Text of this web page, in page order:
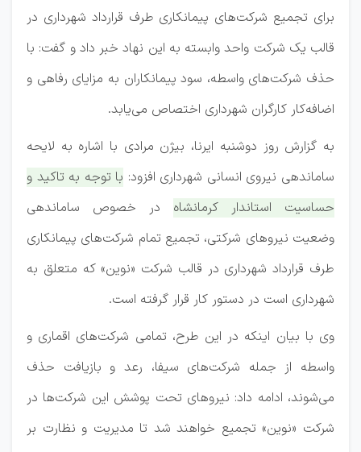
برای تجمیع شرکت‌های پیمانکاری طرف قرارداد شهرداری در
قالب یک شرکت واحد وابسته به این نهاد خبر داد و گفت: با
حذف شرکت‌های واسطه، سود پیمانکاران به مزایای رفاهی و
اضافه‌کار کارگران شهرداری اختصاص می‌یابد.
به گزارش روز دوشنبه ایرنا، بیژن مرادی با اشاره به لایحه
ساماندهی نیروی انسانی شهرداری افزود: با توجه به تاکید و
حساسیت استاندار کرمانشاه در خصوص ساماندهی
وضعیت نیروهای شرکتی، تجمیع تمام شرکت‌های پیمانکاری
طرف قرارداد شهرداری در قالب شرکت «نوین» که متعلق به
شهرداری است در دستور کار قرار گرفته است.
وی با بیان اینکه در این طرح، تمامی شرکت‌های اقماری و
واسطه از جمله شرکت‌های سیفا، رعد و بازیافت حذف
می‌شوند، ادامه داد: نیروهای تحت پوشش این شرکت‌ها در
شرکت «نوین» تجمیع خواهند شد تا مدیریت و نظارت بر